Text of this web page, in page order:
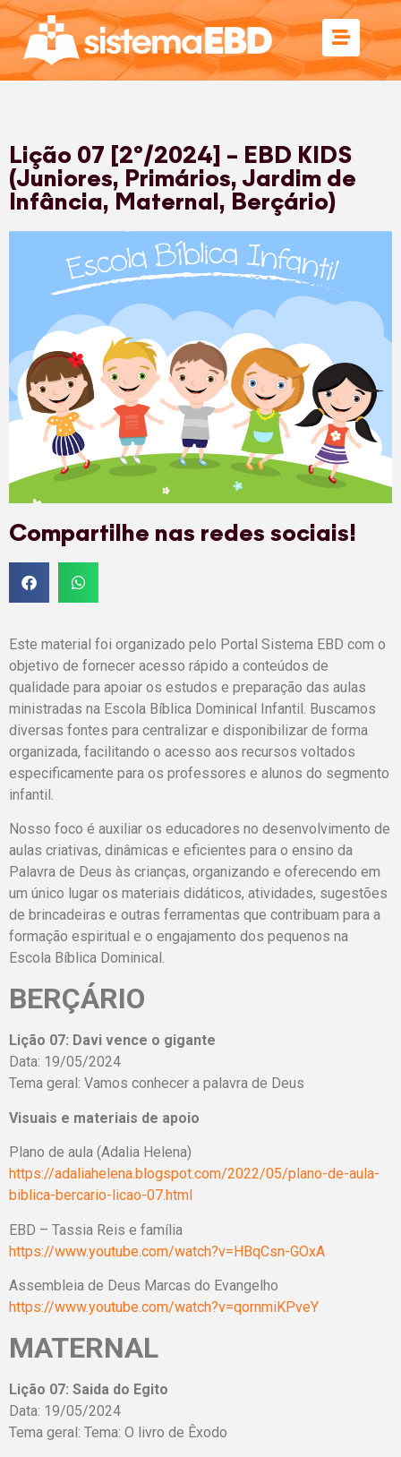
Lição 07 [2º/2024] – EBD KIDS
(Juniores, Primários, Jardim de
Infância, Maternal, Berçário)
Compartilhe nas redes sociais!
Este material foi organizado pelo Portal Sistema EBD com o
objetivo de fornecer acesso rápido a conteúdos de
qualidade para apoiar os estudos e preparação das aulas
ministradas na Escola Bíblica Dominical Infantil. Buscamos
diversas fontes para centralizar e disponibilizar de forma
organizada, facilitando o acesso aos recursos voltados
especificamente para os professores e alunos do segmento
infantil.
Nosso foco é auxiliar os educadores no desenvolvimento de
aulas criativas, dinâmicas e eficientes para o ensino da
Palavra de Deus às crianças, organizando e oferecendo em
um único lugar os materiais didáticos, atividades, sugestões
de brincadeiras e outras ferramentas que contribuam para a
formação espiritual e o engajamento dos pequenos na
Escola Bíblica Dominical.
BERÇÁRIO
Lição 07: Davi vence o gigante
Data: 19/05/2024
Tema geral: Vamos conhecer a palavra de Deus
Visuais e materiais de apoio
Plano de aula (Adalia Helena)
https://adaliahelena.blogspot.com/2022/05/plano-de-aula-
biblica-bercario-licao-07.html
EBD – Tassia Reis e família
https://www.youtube.com/watch?v=HBqCsn-GOxA
Assembleia de Deus Marcas do Evangelho
https://www.youtube.com/watch?v=qornmiKPveY
MATERNAL
Lição 07: Saida do Egito
Data: 19/05/2024
Tema geral: Tema: O livro de Êxodo